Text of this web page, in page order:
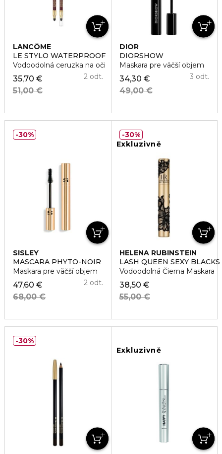
LANCÔME
LE STYLO WATERPROOF
Vodoodolná ceruzka na oči
35,70 €
51,00 €
2 odt.
DIOR
DIORSHOW
Maskara pre väčší objem
34,30 €
49,00 €
3 odt.
SISLEY
MASCARA PHYTO-NOIR
Maskara pre väčší objem
47,60 €
68,00 €
2 odt.
30%
Exkluzivně
HELENA RUBINSTEIN
LASH QUEEN SEXY
Vodoodolná Čierna Maskara
38,50 €
55,00 €
30%
30%
Exkluzivně